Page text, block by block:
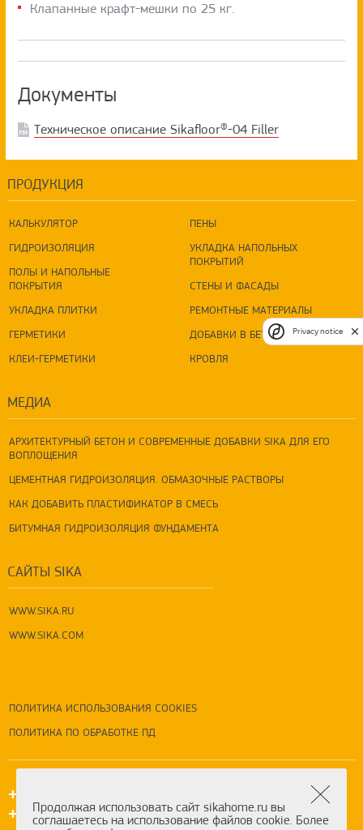
Клапанные крафт-мешки по 25 кг.
Документы
Техническое описание Sikafloor®-04 Filler
ПРОДУКЦИЯ
КАЛЬКУЛЯТОР
ГИДРОИЗОЛЯЦИЯ
ПОЛЫ И НАПОЛЬНЫЕ
ПОКРЫТИЯ
УКЛАДКА ПЛИТКИ
ГЕРМЕТИКИ
КЛЕИ-ГЕРМЕТИКИ
ПЕНЫ
УКЛАДКА НАПОЛЬНЫХ
ПОКРЫТИЙ
СТЕНЫ И ФАСАДЫ
РЕМОНТНЫЕ МАТЕРИАЛЫ
ДОБАВКИ В БЕТОН
КРОВЛЯ
МЕДИА
АРХИТЕКТУРНЫЙ БЕТОН И СОВРЕМЕННЫЕ ДОБАВКИ SIKA ДЛЯ ЕГО
ВОПЛОЩЕНИЯ
ЦЕМЕНТНАЯ ГИДРОИЗОЛЯЦИЯ. ОБМАЗОЧНЫЕ РАСТВОРЫ
КАК ДОБАВИТЬ ПЛАСТИФИКАТОР В СМЕСЬ
БИТУМНАЯ ГИДРОИЗОЛЯЦИЯ ФУНДАМЕНТА
САЙТЫ SIKA
WWW.SIKA.RU
WWW.SIKA.COM
ПОЛИТИКА ИСПОЛЬЗОВАНИЯ COOKIES
ПОЛИТИКА ПО ОБРАБОТКЕ ПД
+7 (495) 5-777-333
+7 (800) 550-7-333
Продолжая использовать сайт sikahome.ru вы
соглашаетесь на использование файлов cookie. Более
Privacy notice